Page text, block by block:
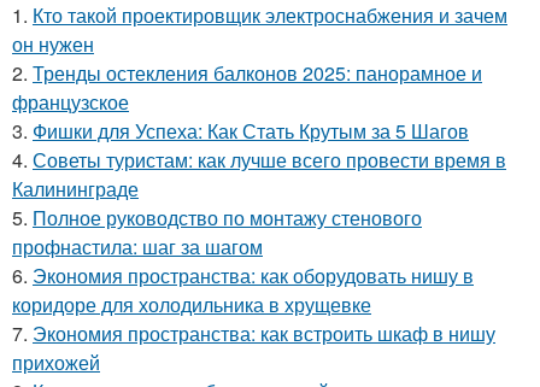
1. Кто такой проектировщик электроснабжения и зачем
он нужен
2. Тренды остекления балконов 2025: панорамное и
французское
3. Фишки для Успеха: Как Стать Крутым за 5 Шагов
4. Советы туристам: как лучше всего провести время в
Калининграде
5. Полное руководство по монтажу стенового
профнастила: шаг за шагом
6. Экономия пространства: как оборудовать нишу в
коридоре для холодильника в хрущевке
7. Экономия пространства: как встроить шкаф в нишу
прихожей